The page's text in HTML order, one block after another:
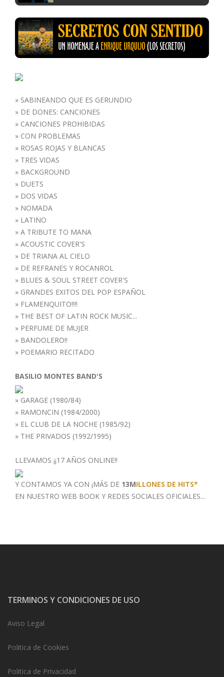
» SABINEANDO QUE ES GERUNDIO
» DE DONES: CANCIONES
» CANCIONES PROHIBIDAS
» CON PROBLEMAS
» ROSAS ROJAS Y BLANCAS
» TRES VIDAS
» BACKGROUND
» DUETS
» DOS VIDAS
» NOMADA
» LATINO
» A TRIBUTE TO MANA
» ACOUSTIC COVER'S
» DE TRIANA AL CIELO
» DE REFRANES Y ROCANROL
» BLUES & SOUL STREET COVER'S
» GRANDES EXITOS DEL POP ESPAÑOL
» FLAMENQUITO!!!!
» THE BEST OF LATIN ROCK MUSIC...
» PERFUME DE MUJER
» BANDOLERO!!
» POEMARIO RECITADO
BASILIO MONTES BAND'S
» GARAGE (1980/84)
» RAMONCIN (1984/2000)
» EL CLUB DE LA NOCHE (1985/92)
» THE PRIVADOS (1992/1995)
LLEVAMOS ¡¡17 AÑOS ONLINE!!
Y CONTAMOS YA CON ¡MÁS DE 13MILLONES DE HITS*
EN NUESTRO WEB BOOK Y REDES SOCIALES OFICIALES...
TERMINOS Y CONDICIONES DE USO
Aviso Legal
Politica de Cookies
Politica de Privacidad